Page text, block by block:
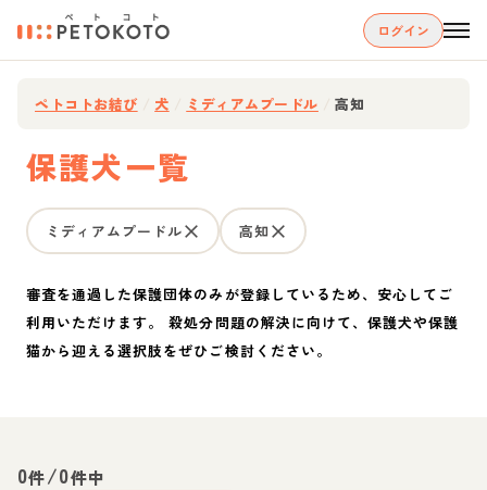
ログイン
ペトコトお結び 犬 ミディアムプードル 高知
保護犬一覧
ミディアムプードル 高知
審査を通過した保護団体のみが登録しているため、安心してご
利用いただけます。 殺処分問題の解決に向けて、保護犬や保護
猫から迎える選択肢をぜひご検討ください。
0件/0件中